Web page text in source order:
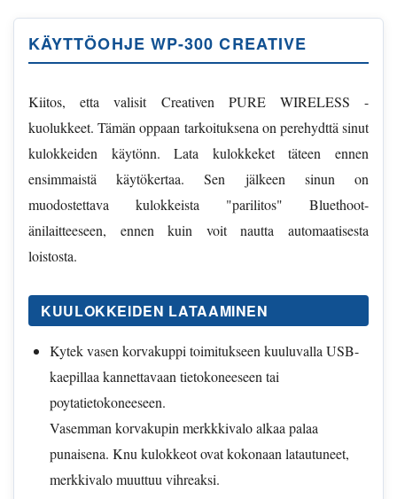
KÄYTTÖOHJE WP-300 CREATIVE
Kiitos, etta valisit Creativen PURE WIRELESS -
kuolukkeet. Tämän oppaan tarkoituksena on perehydttä sinut
kulokkeiden käytönn. Lata kulokkeket täteen ennen
ensimmaistä käytökertaa. Sen jälkeen sinun on
muodostettava kulokkeista "parilitos" Bluethoot-
änilaitteeseen, ennen kuin voit nautta automaatisesta
loistosta.
KUULOKKEIDEN LATAAMINEN
Kytek vasen korvakuppi toimitukseen kuuluvalla USB-
kaepillaa kannettavaan tietokoneeseen tai
poytatietokoneeseen.
Vasemman korvakupin merkkkivalo alkaa palaa
punaisena. Knu kulokkeot ovat kokonaan latautuneet,
merkkivalo muuttuu vihreaksi.